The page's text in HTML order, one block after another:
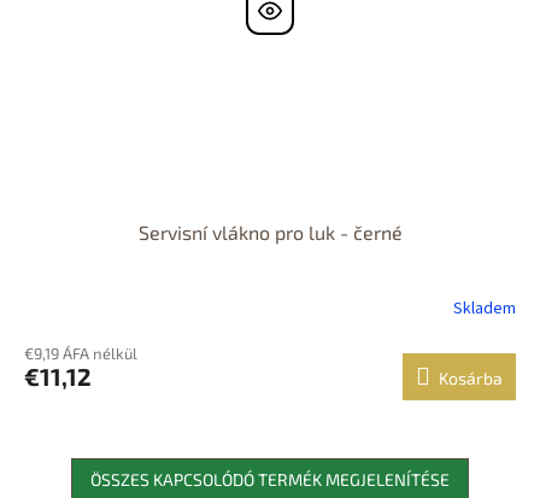
Servisní vlákno pro luk - černé
Skladem
€9,19 ÁFA nélkül
€11,12 Kosárba
ÖSSZES KAPCSOLÓDÓ TERMÉK MEGJELENÍTÉSE